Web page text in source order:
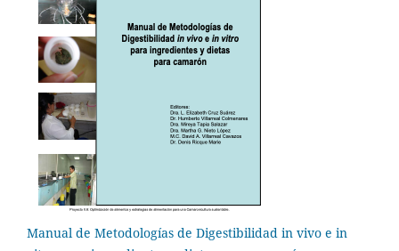
Manual de Metodologías de Digestibilidad in vivo e in